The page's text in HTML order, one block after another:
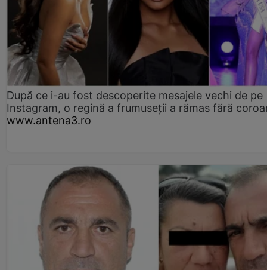
După ce i-au fost descoperite mesajele vechi de pe
Instagram, o regină a frumuseții a rămas fără
www.antena3.ro